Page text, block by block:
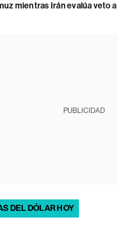
mientras Irán evalúa veto a
PUBLICIDAD
DEL DÓLAR HOY